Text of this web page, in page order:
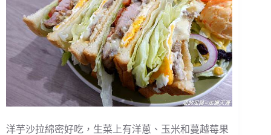
洋芋沙拉綿密好吃，生菜上有洋蔥、玉米和蔓越莓果